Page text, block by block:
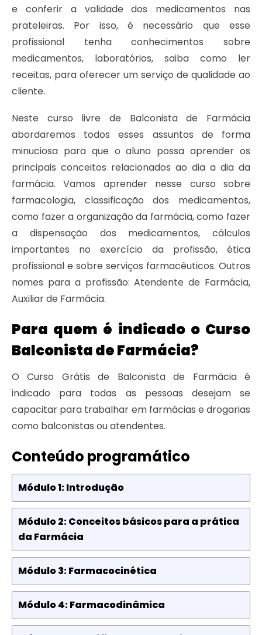
e conferir a validade dos medicamentos nas
prateleiras. Por isso, é necessário que esse
profissional tenha conhecimentos sobre
medicamentos, laboratórios, saiba como ler
receitas, para oferecer um serviço de qualidade ao
cliente.
Neste curso livre de Balconista de Farmácia
abordaremos todos esses assuntos de forma
minuciosa para que o aluno possa aprender os
principais conceitos relacionados ao dia a dia da
farmácia.Vamos aprender nesse curso sobre
farmacologia, classificação dos medicamentos,
como fazer a organização da farmácia, como fazer
a dispensação dos medicamentos, cálculos
importantes no exercício da profissão, ética
profissional e sobre serviços farmacêuticos. Outros
nomes para a profissão: Atendente de Farmácia,
Auxiliar de Farmácia.
Para quem é indicado o Curso
Balconista de Farmácia?
O Curso Grátis de Balconista de Farmácia é
indicado para todas as pessoas desejam se
capacitar para trabalhar em farmácias e drogarias
como balconistas ou atendentes.
Conteúdo programático
Módulo 1: Introdução
Módulo 2: Conceitos básicos para a prática
da Farmácia
Módulo 3: Farmacocinética
Módulo 4: Farmacodinâmica